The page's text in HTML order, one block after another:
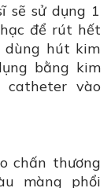
sẽ sử dụng 1
để rút hết
dùng hút kim
bằng kim
vào
chấn thương
màng phổi